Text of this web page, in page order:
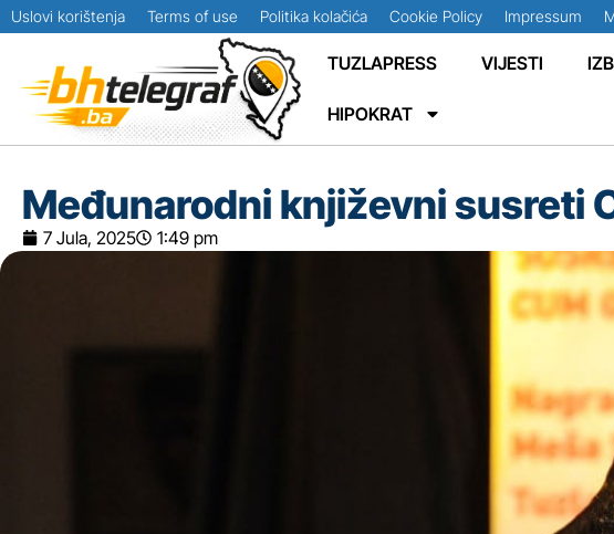
Uslovi korištenja Terms of use Politika kolačića Cookie Policy Impressum
TUZLAPRESS VIJESTI
HIPOKRAT
Međunarodni književni susreti
7 Jula, 2025 1:49 pm